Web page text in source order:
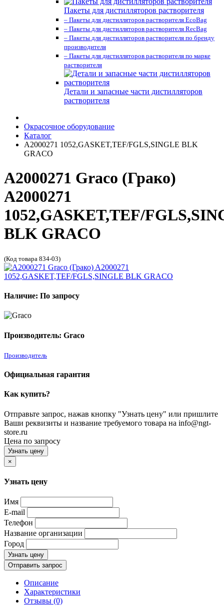
Пакеты для дистилляторов растворителя
– Пакеты для дистилляторов растворителя EcoBag
– Пакеты для дистилляторов растворителя RecBag
– Пакеты для дистилляторов растворителя по бренду
производителя
– Пакеты для дистилляторов растворителя по марке
растворителя
Детали и запасные части дистилляторов
растворителя
Окрасочное оборудование
Каталог
A2000271 1052,GASKET,TEF/FGLS,SINGLE BLK
GRACO
A2000271 Graco (Грако)
A2000271
1052,GASKET,TEF/
BLK GRACO
(Код товара 834-03)
Наличие: По запросу
Производитель: Graco
Производитель
Официальная гарантия
Как купить?
Отправьте запрос, нажав кнопку "Узнать цену" или пришлите
Ваши реквизиты и название требуемого товара на info@ngt-
store.ru
Цена по запросу
Узнать цену
×
Узнать цену
Имя
E-mail
Телефон
Название организации
Город
Узнать цену
Отправить запрос
Описание
Характеристики
Отзывы (0)